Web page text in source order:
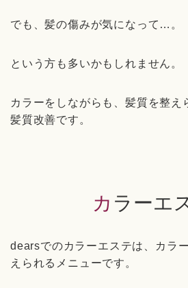
でも、髪の傷みが気になって…。
という方も多いかもしれません。
カラーをしながらも、髪質を整
髪質改善です。
カラーエ
dearsでのカラーエステは、カラ
えられるメニューです。